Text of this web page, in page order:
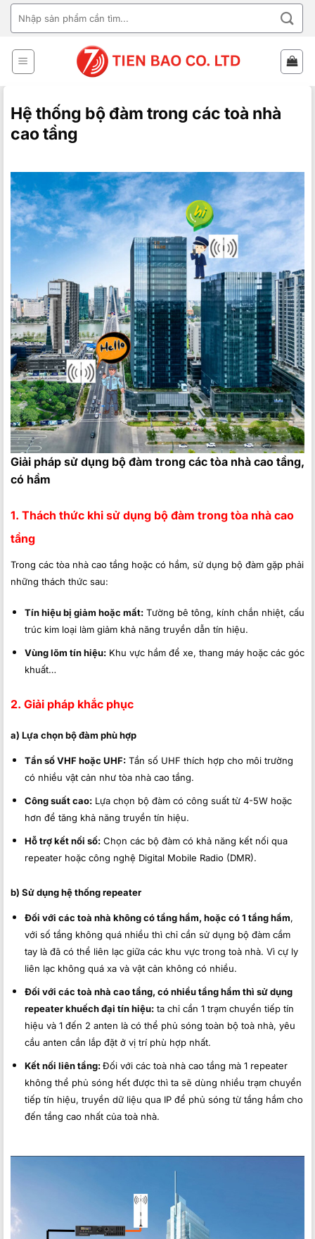
Bỏ
dung
KIẾM:
Hệ thống bộ đàm trong các toà nhà
cao tầng
Giải pháp sử dụng bộ đàm trong các tòa nhà cao tầng,
có hầm
1. Thách thức khi sử dụng bộ đàm trong tòa nhà cao
tầng
Trong các tòa nhà cao tầng hoặc có hầm, sử dụng bộ đàm gặp phải
những thách thức sau:
Tín hiệu bị giảm hoặc mất:Tường bê tông, kính chắn nhiệt, cấu
trúc kim loại làm giảm khả năng truyền dẫn tín hiệu.
Vùng lõm tín hiệu:Khu vực hầm để xe, thang máy hoặc các góc
khuất…
2. Giải pháp khắc phục
a) Lựa chọn bộ đàm phù hợp
Tần số VHF hoặc UHF:Tần số UHF thích hợp cho môi trường
có nhiều vật cản như tòa nhà cao tầng.
Công suất cao:Lựa chọn bộ đàm có công suất từ 4-5W hoặc
hơn để tăng khả năng truyền tín hiệu.
Hỗ trợ kết nối số:Chọn các bộ đàm có khả năng kết nối qua
repeater hoặc công nghệ Digital Mobile Radio (DMR).
b) Sử dụng hệ thống repeater
Đối với các toà nhà không có tầng hầm, hoặc có 1 tầng hầm,
với số tầng không quá nhiều thì chỉ cần sử dụng bộ đàm cầm
tay là đã có thể liên lạc giữa các khu vực trong toà nhà. Vì cự ly
liên lạc không quá xa và vật cản không có nhiều.
Đối với các toà nhà cao tầng, có nhiều tầng hầm thì sử dụng
repeater khuếch đại tín hiệu:ta chỉ cần 1 trạm chuyển tiếp tín
hiệu và 1 đến 2 anten là có thể phủ sóng toàn bộ toà nhà, yêu
cầu anten cần lắp đặt ở vị trí phù hợp nhất.
Kết nối liên tầng:Đối với các toà nhà cao tầng mà 1 repeater
không thể phủ sóng hết được thì ta sẽ dùng nhiều trạm chuyển
tiếp tín hiệu, truyền dữ liệu qua IP để phủ sóng từ tầng hầm cho
đến tầng cao nhất của toà nhà.